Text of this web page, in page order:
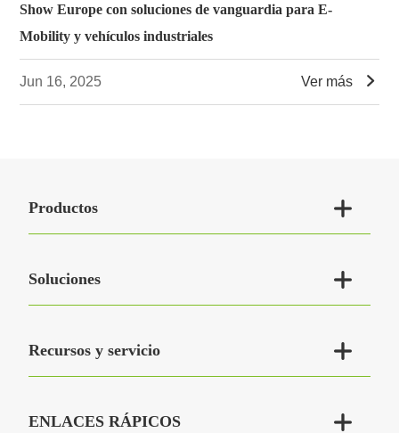
Show Europe con soluciones de vanguardia para E-
Mobility y vehículos industriales
Jun 16, 2025 Ver más 
Productos 
Soluciones 
Recursos y servicio 
ENLACES RÁPICOS 